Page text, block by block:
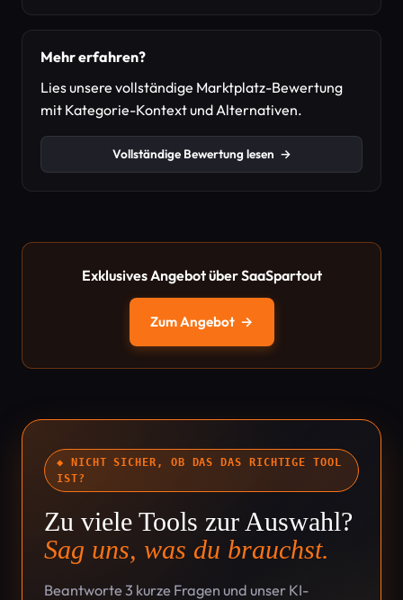
Mehr erfahren?
Lies unsere vollständige Marktplatz-Bewertung
mit Kategorie-Kontext und Alternativen.
Vollständige Bewertung lesen →
Exklusives Angebot über SaaSpartout
Zum Angebot →
◆ NICHT SICHER, OB DAS DAS RICHTIGE TOOL
IST?
Zu viele Tools zur Auswahl?
Sag uns, was du brauchst.
Beantworte 3 kurze Fragen und unser KI-